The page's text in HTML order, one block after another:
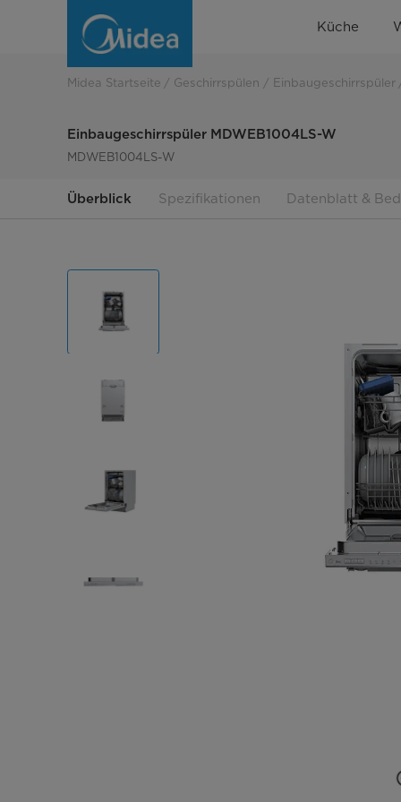
Einbaugeschirrspüler
MDWEB1004LS-
Küche
Midea Startseite Geschirrspülen Einbaugeschirrspüler
Einbaugeschirrspüler MDWEB1004LS-W
MDWEB1004LS-W
Überblick Spezifikationen Datenblatt &